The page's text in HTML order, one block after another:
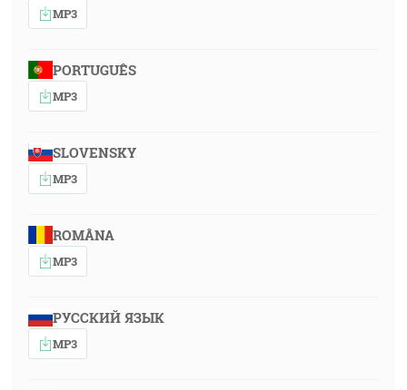
MP3
PORTUGUÊS
MP3
SLOVENSKY
MP3
ROMÂNA
MP3
РУССКИЙ ЯЗЫК
MP3